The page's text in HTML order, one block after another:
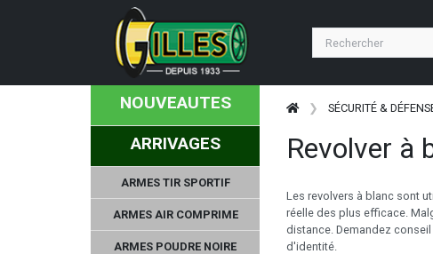
NOUVEAUTES
ARRIVAGES
ARMES TIR SPORTIF
ARMES AIR COMPRIME
ARMES POUDRE NOIRE
SÉCURITÉ &
Revolver à
Les revolvers à blanc sont
réelle des plus efficace.
distance. Demandez conseil
d'identité.